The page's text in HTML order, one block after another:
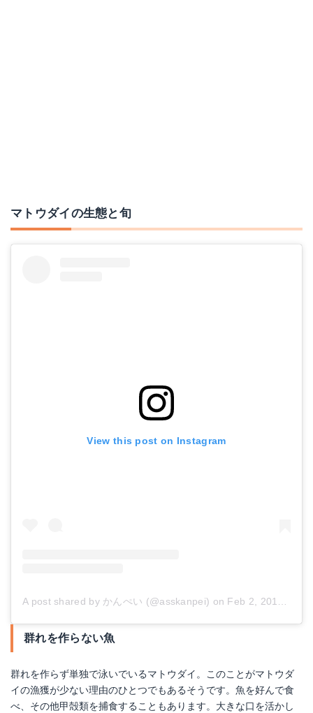
マトウダイの生態と旬
View this post on Instagram
A post shared by かんぺい (@asskanpei) on Feb 2, 2018 at 7:48pm PST
群れを作らない魚
群れを作らず単独で泳いでいるマトウダイ。このことがマトウダ
イの漁獲が少ない理由のひとつでもあるそうです。魚を好んで食
べ、その他甲殻類を捕食することもあります。大きな口を活かし